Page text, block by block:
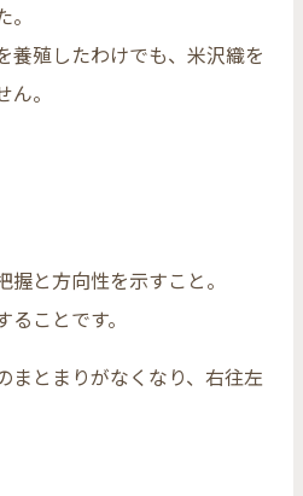
養殖したわけでも、米沢織を
。
と方向性を示すこと。
ことです。
まとまりがなくなり、右往左